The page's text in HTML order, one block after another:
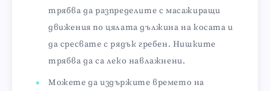
трябва да разпределите с масажиращи
движения по цялата дължина на косата и
да сресвате с рядък гребен. Нишките
трябва да са леко навлажнени.
Можете да издържите времето на